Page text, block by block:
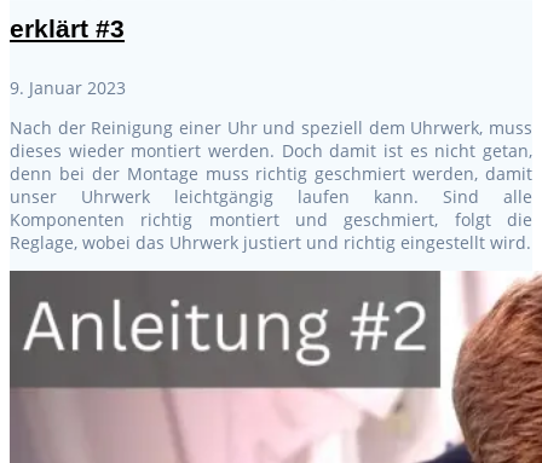
erklärt #3
9. Januar 2023
Nach der Reinigung einer Uhr und speziell dem Uhrwerk, muss
dieses wieder montiert werden. Doch damit ist es nicht getan,
denn bei der Montage muss richtig geschmiert werden, damit
unser Uhrwerk leichtgängig laufen kann. Sind alle
Komponenten richtig montiert und geschmiert, folgt die
Reglage, wobei das Uhrwerk justiert und richtig eingestellt wird.